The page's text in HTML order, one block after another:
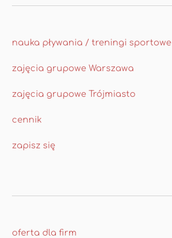
nauka pływania / treningi sportowe
zajęcia grupowe Warszawa
zajęcia grupowe Trójmiasto
cennik
zapisz się
oferta dla firm